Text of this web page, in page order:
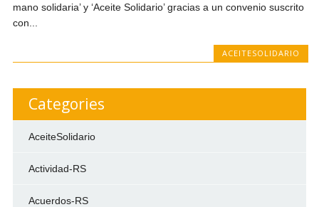
mano solidaria’ y ‘Aceite Solidario’ gracias a un convenio suscrito
con...
ACEITESOLIDARIO
Categories
AceiteSolidario
Actividad-RS
Acuerdos-RS